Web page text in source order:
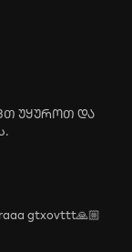
უყუროᲗ და
gtxovttt🙏🏼